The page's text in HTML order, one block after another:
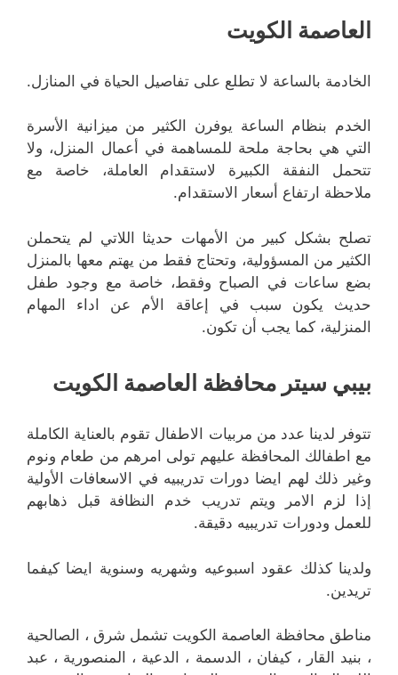
العاصمة الكويت
الخادمة بالساعة لا تطلع على تفاصيل الحياة في المنازل.
الخدم بنظام الساعة يوفرن الكثير من ميزانية الأسرة
التي هي بحاجة ملحة للمساهمة في أعمال المنزل، ولا
تتحمل النفقة الكبيرة لاستقدام العاملة، خاصة مع
ملاحظة ارتفاع أسعار الاستقدام.
تصلح بشكل كبير من الأمهات حديثا اللاتي لم يتحملن
الكثير من المسؤولية، وتحتاج فقط من يهتم معها بالمنزل
بضع ساعات في الصباح وفقط، خاصة مع وجود طفل
حديث يكون سبب في إعاقة الأم عن اداء المهام
المنزلية، كما يجب أن تكون.
بيبي سيتر محافظة العاصمة الكويت
تتوفر لدينا عدد من مربيات الاطفال تقوم بالعناية الكاملة
مع اطفالك المحافظة عليهم تولى امرهم من طعام ونوم
وغير ذلك لهم ايضا دورات تدريبيه في الاسعافات الأولية
إذا لزم الامر ويتم تدريب خدم النظافة قبل ذهابهم
للعمل ودورات تدريبيه دقيقة.
ولدينا كذلك عقود اسبوعيه وشهريه وسنوية ايضا كيفما
تريدين.
مناطق محافظة العاصمة الكويت تشمل شرق ، الصالحية
، بنيد القار ، كيفان ، الدسمة ، الدعية ، المنصورية ، عبد